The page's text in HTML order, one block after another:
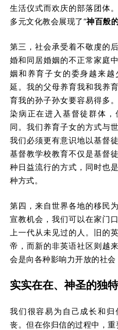
生活仪式而欢庆的部落团体
多元文化教会展现了“神百般
第三，社会承受着不敬虔的
婚和同居婚姻的不正常家庭
姻和养育子女的委身越来
延。我的父母养育我和我养
育我的孙子孙女要容易得多
染病正在进入基督徒群体
同。我们养育子女的方式与
我们必须更有意识地以基督
基督教学校教育不仅是基督
种日益流行的方式，同时也
种方式。
第四，来自世界各地的移民
宣教机会，我们可以在家门
上一代从未见过的人。旧的
帝，而新的非英语社区则越
会是向各种影响力开放的社会
实实在在、神圣的独
我们很容易为自己成长和
丧。但在你归信的过程中，重